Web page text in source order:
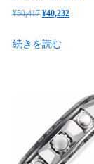
¥50,417 元
価
し
た。
¥40,232現
¥40,232
で
す。
続きを読む